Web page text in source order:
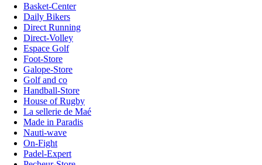
Basket-Center
Daily Bikers
Direct Running
Direct-Volley
Espace Golf
Foot-Store
Galope-Store
Golf and co
Handball-Store
House of Rugby
La sellerie de Maé
Made in Paradis
Nauti-wave
On-Fight
Padel-Expert